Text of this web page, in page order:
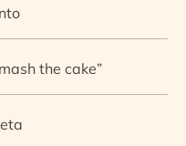
the cake”